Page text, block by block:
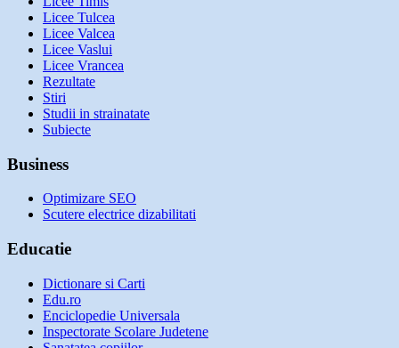
Licee Tulcea
Licee Valcea
Licee Vaslui
Licee Vrancea
Rezultate
Stiri
Studii in strainatate
Subiecte
Business
Optimizare SEO
Scutere electrice dizabilitati
Educatie
Dictionare si Carti
Edu.ro
Enciclopedie Universala
Inspectorate Scolare Judetene